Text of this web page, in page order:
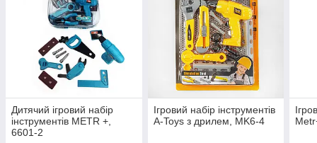
Дитячий ігровий набір
інструментів METR +,
6601-2
Ігровий набір інструментів
A-Toys з дрилем, MK6-4